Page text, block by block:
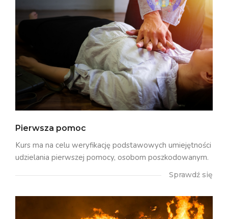
Pierwsza pomoc
Kurs ma na celu weryfikację podstawowych umiejętności
udzielania pierwszej pomocy, osobom poszkodowanym.
Sprawdź się